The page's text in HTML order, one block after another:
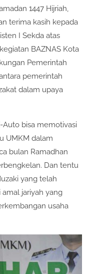
1447 Hijriah,
terima kasih kepada
I Sekda atas
BAZNAS Kota
Pemerintah
pemerintah
dalam upaya
Auto bisa memotivasi
UMKM dalam
bulan Ramadhan
Dan tentu
yang telah
jariyah yang
usaha